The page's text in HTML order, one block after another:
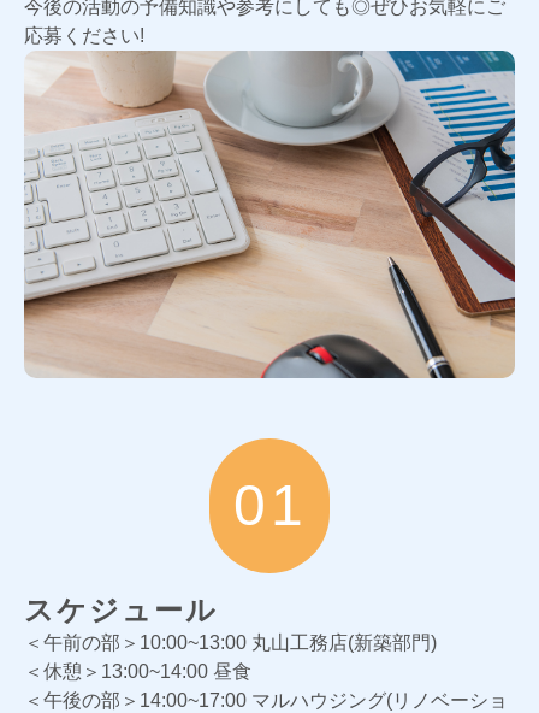
今後の活動の予備知識や参考にしても◎ぜひお気軽にご
応募ください!
01
スケジュール
＜午前の部＞10:00~13:00 丸山工務店(新築部門)
＜休憩＞13:00~14:00 昼食
＜午後の部＞14:00~17:00 マルハウジング(リノベーショ